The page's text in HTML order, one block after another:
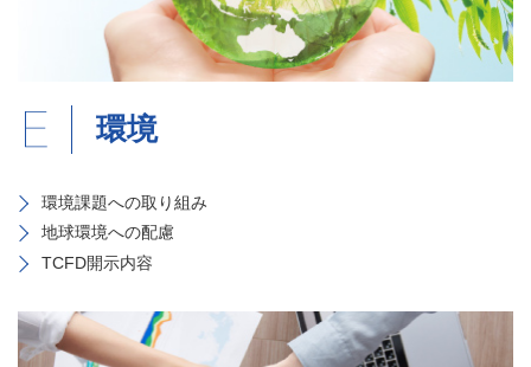
環境
環境課題への取り組み
地球環境への配慮
TCFD開示内容